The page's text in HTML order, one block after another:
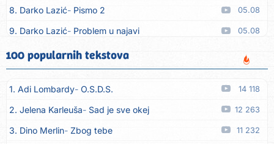
8. Darko Lazić Pismo 2 05.08
9. Darko Lazić Problem u najavi 05.08
10. Aleksandra Đuranović Kao zver
11. Meliha Imširović Čujem mili 05.08
12. Tereza Kesovija Prvi cvijet 05.08
13. Kopito Ka´ list ol kaduje (Poput lista od kadulje) 05.08
14. Alen Polić Rožica črljena 05.08
100 popularnih tekstova
1. Adi Lombardy O.S.D.S. 14 118
2. Jelena Karleuša Sad je sve okej 12 263
3. Dino Merlin Zbog tebe 11 232